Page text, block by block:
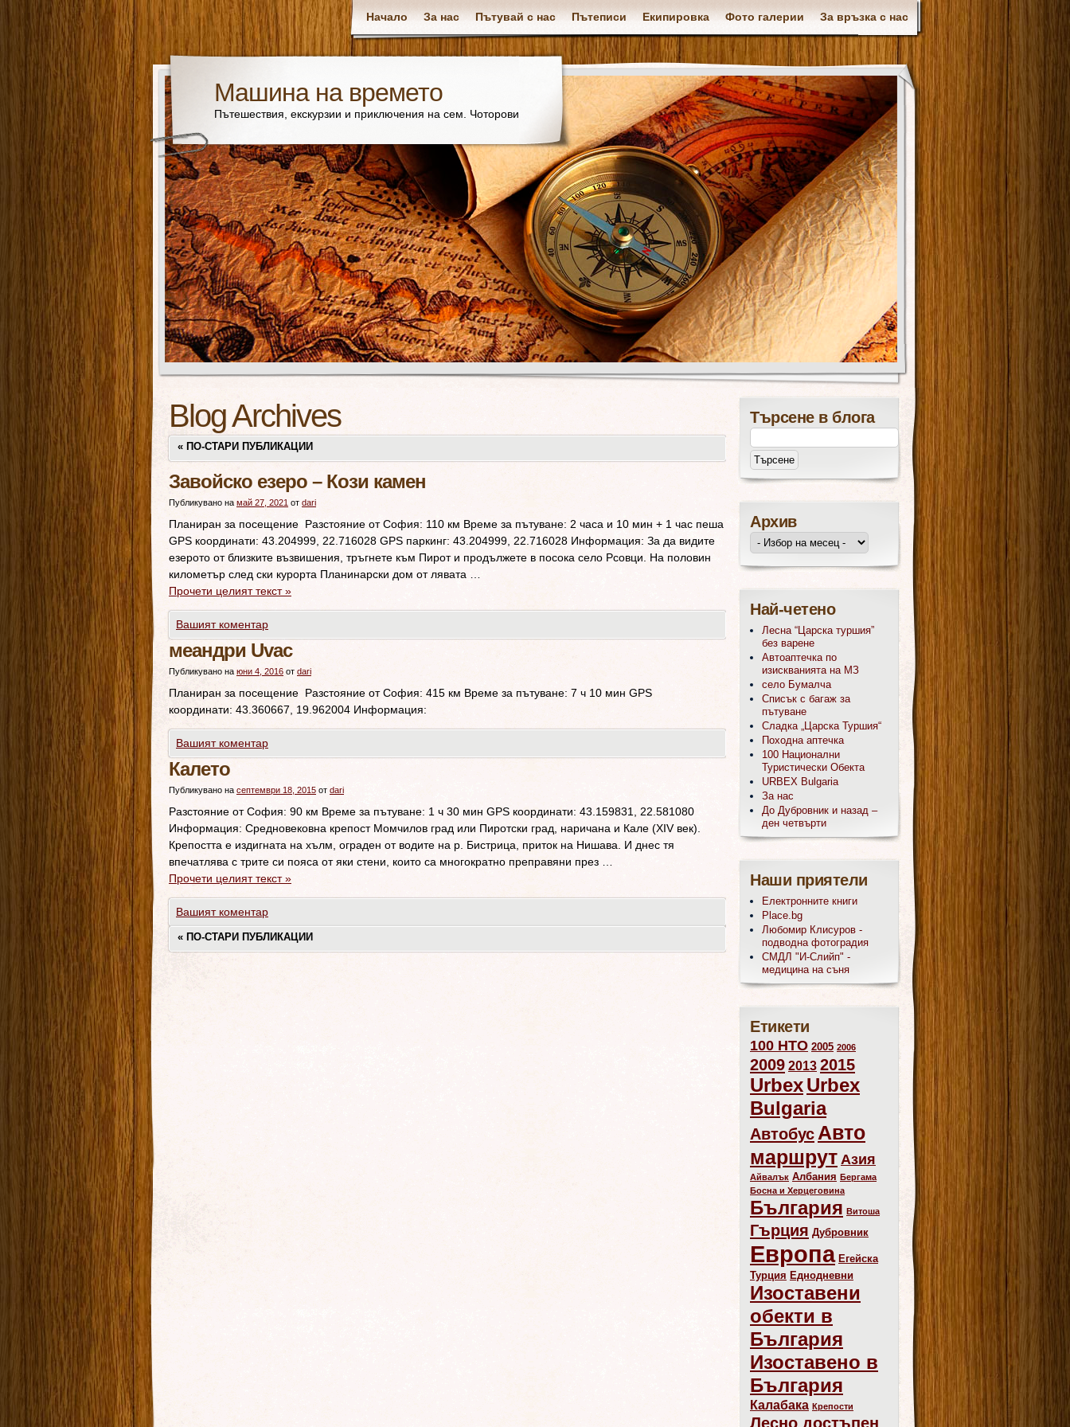
Начало За нас Пътувай с нас Пътеписи Екипировка Фото галерии За връзка с нас
Машина на времето
Пътешествия, екскурзии и приключения на сем. Чоторови
Blog Archives
« ПО-СТАРИ ПУБЛИКАЦИИ
Завойско езеро – Кози камен
Публикувано на май 27, 2021 от dari
Планиран за посещение Разстояние от София: 110 км Време за пътуване: 2 часа и 10 мин + 1 час пеша
GPS координати: 43.204999, 22.716028 GPS паркинг: 43.204999, 22.716028 Информация: За да видите
езерото от близките възвишения, тръгнете към Пирот и продължете в посока село Рсовци. На половин
километър след ски курорта Планинарски дом от лявата …
Прочети целият текст»
Вашият коментар
меандри Uvac
Публикувано на юни 4, 2016 от dari
Планиран за посещение Разстояние от София: 415 км Време за пътуване: 7 ч 10 мин GPS
координати: 43.360667, 19.962004 Информация:
Вашият коментар
Калето
Публикувано на септември 18, 2015 от dari
Разстояние от София: 90 км Време за пътуване: 1 ч 30 мин GPS координати: 43.159831, 22.581080
Информация: Средновековна крепост Момчилов град или Пиротски град, наричана и Кале (XIV век).
Крепостта е издигната на хълм, ограден от водите на р. Бистрица, приток на Нишава. И днес тя
впечатлява с трите си пояса от яки стени, които са многократно преправяни през …
Прочети целият текст»
Вашият коментар
« ПО-СТАРИ ПУБЛИКАЦИИ
Търсене в блога
Архив
Най-четено
Лесна “Царска туршия”
без варене
Автоаптечка по
изискванията на МЗ
село Бумалча
Списък с багаж за
пътуване
Сладка „Царска Туршия“
Походна аптечка
100 Национални
Туристически Обекта
URBEX Bulgaria
За нас
До Дубровник и назад –
ден четвърти
Наши приятели
Електронните книги
Place.bg
Любомир Клисуров -
подводна фотоградия
СМДЛ "И-Слийп" -
медицина на съня
Етикети
100 НТО 2005 2006
2009 2013 2015
UrbexUrbex
Bulgaria
Автобус Авто
маршрут Азия
Айвалък Албания Бергама
Босна и Херцеговина
България Витоша
Гърция Дубровник
Европа Егейска
Турция Еднодневни
Изоставени
обекти в
България
Изоставено в
България
Калабака Крепости
Лесно достъпен